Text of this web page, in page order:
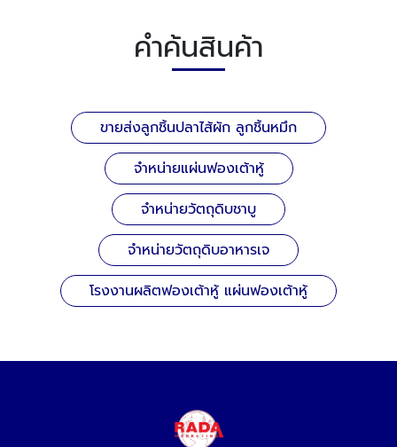
คำค้นสินค้า
ขายส่งลูกชิ้นปลาไส้ผัก ลูกชิ้นหมึก
จำหน่ายแผ่นฟองเต้าหู้
จำหน่ายวัตถุดิบชาบู
จำหน่ายวัตถุดิบอาหารเจ
โรงงานผลิตฟองเต้าหู้ แผ่นฟองเต้าหู้